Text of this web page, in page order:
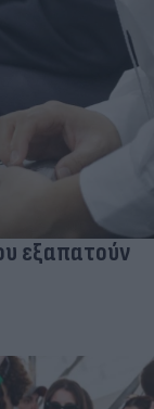
εξαπατούν